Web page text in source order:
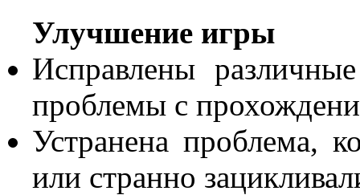
Улучшение игры
Исправлены
проблемы с
Устранена проблема,
или странно